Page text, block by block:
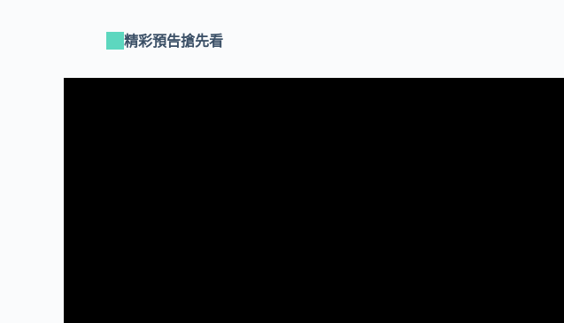
精彩預告搶先看